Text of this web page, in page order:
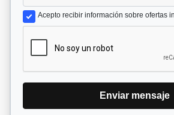
Acepto recibir información sobre ofertas
Enviar mensaje